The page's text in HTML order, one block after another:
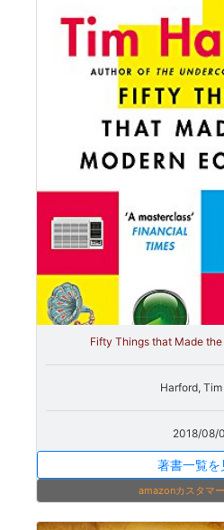
Fifty Things that Made
Harford, Tim
2018/08/
著書一覧を
amazonカスタマ